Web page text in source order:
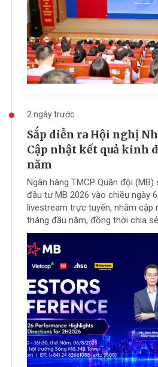
2 ngày trước
Sắp diễn ra Hội nghị
Cập nhật kết quả kinh
năm
Ngân hàng TMCP Quân đội
đầu tư MB 2026 vào chiều ngày
livestream trực tuyến, nhằm cập
tháng đầu năm, đồng thời chia